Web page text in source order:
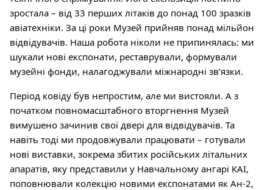
зростала – від 33 перших літаків до понад 100 зразків
авіатехніки. За ці роки Музей прийняв понад мільйон
відвідувачів. Наша робота ніколи не припинялась: ми
шукали нові експонати, реставрували, формували
музейні фонди, налагоджували міжнародні зв’язки.
Період ковіду був непростим, але ми вистояли. А з
початком повномасштабного вторгнення Музей
вимушено зачинив свої двері для відвідувачів. Та
навіть тоді ми продовжували працювати – готували
нові виставки, зокрема збитих російських літальних
апаратів, яку представили у Навчальному ангарі КАІ,
поповнювали колекцію новими експонатами як Ан-2,